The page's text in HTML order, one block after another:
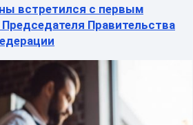
встретился с первым
Правительства